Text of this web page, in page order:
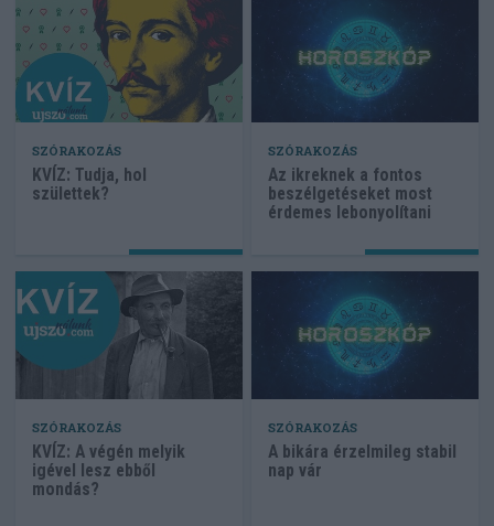
SZÓRAKOZÁS
KVÍZ: Tudja, hol
születtek?
SZÓRAKOZÁS
Az ikreknek a fontos
beszélgetéseket most
érdemes lebonyolítani
SZÓRAKOZÁS
KVÍZ: A végén melyik
igével lesz ebből
mondás?
SZÓRAKOZÁS
A bikára érzelmileg stabil
nap vár